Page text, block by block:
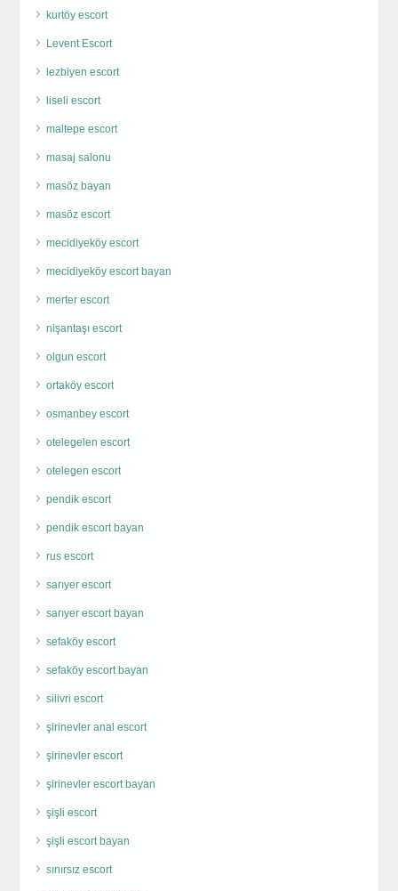
kurtöy escort
Levent Escort
lezbiyen escort
liseli escort
maltepe escort
masaj salonu
masöz bayan
masöz escort
mecidiyeköy escort
mecidiyeköy escort bayan
merter escort
nişantaşı escort
olgun escort
ortaköy escort
osmanbey escort
otelegelen escort
otelegen escort
pendik escort
pendik escort bayan
rus escort
sarıyer escort
sarıyer escort bayan
sefaköy escort
sefaköy escort bayan
silivri escort
şirinevler anal escort
şirinevler escort
şirinevler escort bayan
şişli escort
şişli escort bayan
sınırsız escort